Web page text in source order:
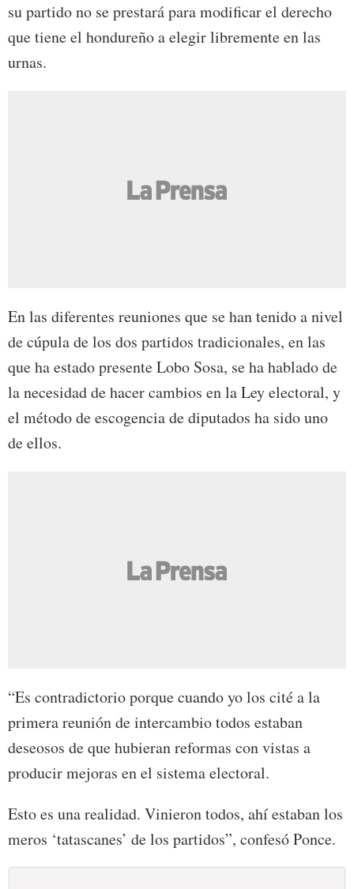
su partido no se prestará para modificar el derecho
que tiene el hondureño a elegir libremente en las
urnas.
En las diferentes reuniones que se han tenido a nivel
de cúpula de los dos partidos tradicionales, en las
que ha estado presente Lobo Sosa, se ha hablado de
la necesidad de hacer cambios en la Ley electoral, y
el método de escogencia de diputados ha sido uno
de ellos.
“Es contradictorio porque cuando yo los cité a la
primera reunión de intercambio todos estaban
deseosos de que hubieran reformas con vistas a
producir mejoras en el sistema electoral.
Esto es una realidad. Vinieron todos, ahí estaban los
meros ‘tatascanes’ de los partidos”, confesó Ponce.